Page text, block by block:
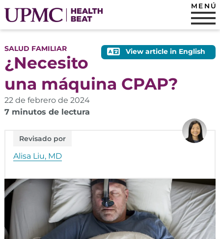
MENÚ
View article in English
SALUD FAMILIAR
¿Necesito
una máquina CPAP?
22 de febrero de 2024
7 minutos de lectura
Revisado por
Alisa Liu, MD